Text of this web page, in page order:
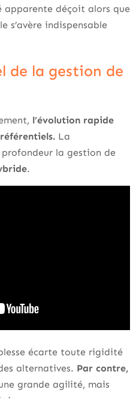
déçoit alors que
s’avère indispensable
de la gestion de
l’évolution rapide
La
la gestion de
.
écarte toute rigidité
alternatives. Par contre,
grande agilité, mais